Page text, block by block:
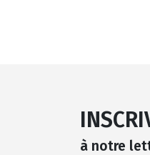
à notre